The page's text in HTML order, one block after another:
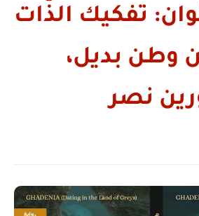
تفكيك الذّات
وطن بديل،
نصر